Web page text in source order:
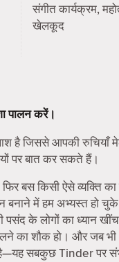
संगीत कार्यक्रम,
खेलकूद
पालन करें।
जिससे आपकी रुचियाँ
पर बात कर सकते हैं।
बस किसी ऐसे व्यक्ति का
में हम अभ्यस्त हो
के लोगों का ध्यान
शौक हो। और जब भी
सबकुछ Tinder पर